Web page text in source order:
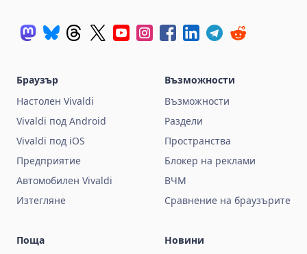
Браузър
Настолен Vivaldi
Vivaldi под Android
Vivaldi под iOS
Предприятие
Автомобилен Vivaldi
Изтегляне
Възможности
Възможности
Раздели
Пространства
Блокер на реклами
ВЧМ
Сравнение на браузърите
Поща
Новини